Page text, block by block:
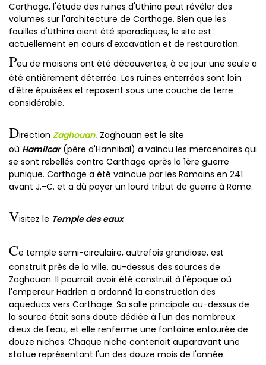
Carthage, l'étude des ruines d'Uthina peut révéler des
volumes sur l'architecture de Carthage. Bien que les
fouilles d'Uthina aient été sporadiques, le site est
actuellement en cours d'excavation et de restauration.
Peu de maisons ont été découvertes, à ce jour une seule a
été entièrement déterrée. Les ruines enterrées sont loin
d'être épuisées et reposent sous une couche de terre
considérable.
Direction Zaghouan. Zaghouan est le site
où Hamilcar(père d'Hannibal) a vaincu les mercenaires qui
se sont rebellés contre Carthage après la 1ère guerre
punique. Carthage a été vaincue par les Romains en 241
avant J.-C. et a dû payer un lourd tribut de guerre à Rome.
Visitez le Temple des eaux
Ce temple semi-circulaire, autrefois grandiose, est
construit près de la ville, au-dessus des sources de
Zaghouan. Il pourrait avoir été construit à l'époque où
l'empereur Hadrien a ordonné la construction des
aqueducs vers Carthage. Sa salle principale au-dessus de
la source était sans doute dédiée à l'un des nombreux
dieux de l'eau, et elle renferme une fontaine entourée de
douze niches. Chaque niche contenait auparavant une
statue représentant l'un des douze mois de l'année.